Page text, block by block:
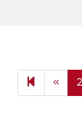
« 2